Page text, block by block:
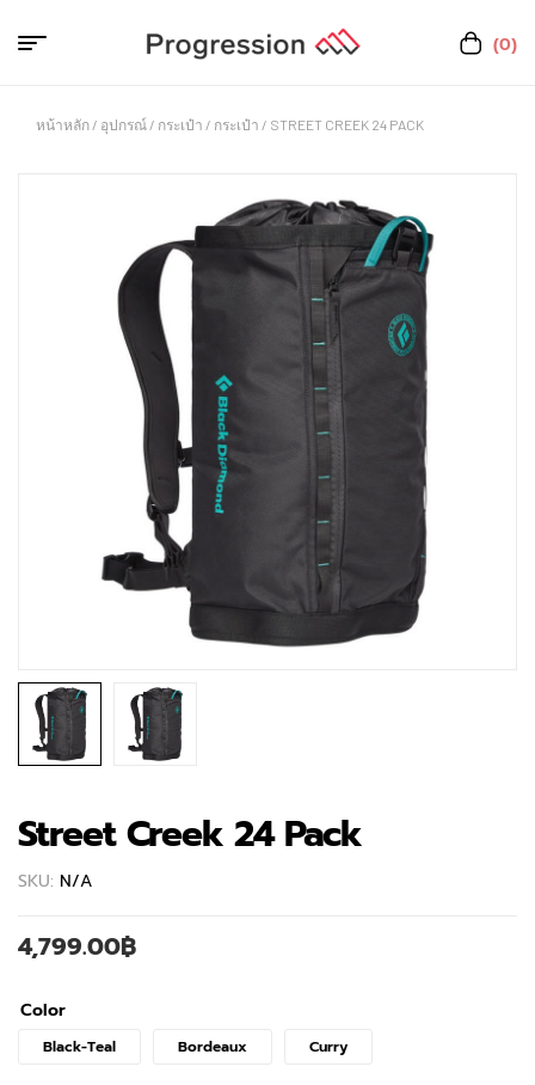
(0)
หน้าหลัก / อุปกรณ์ / กระเป๋า / กระเป๋า / STREET CREEK 24 PACK
Street Creek 24 Pack
SKU: N/A
4,799.00฿
Color
Black-Teal Bordeaux Curry